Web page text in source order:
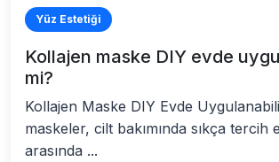
Yüz Estetiği
Kollajen maske DIY evde
mi?
Kollajen Maske DIY Evde
maskeler, cilt bakımında sıkça
arasında ...